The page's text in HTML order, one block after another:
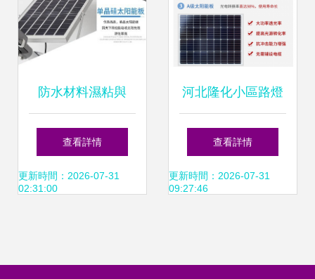
防水材料濕粘與
LED太陽能板 技術
融合與應用前景
查看詳情
更新時間：2026-07-31
02:31:00
河北隆化小區路燈
建設 市電路燈與
LED太陽能板的協
查看詳情
更新時間：2026-07-31
09:27:46